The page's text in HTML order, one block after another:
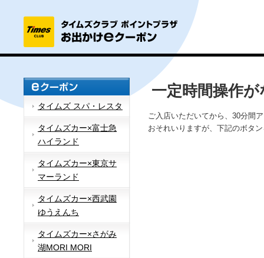
タイムズ スパ・レスタ
タイムズカー×富士急
ハイランド
タイムズカー×東京サ
マーランド
タイムズカー×西武園
ゆうえんち
タイムズカー×さがみ
湖MORI MORI
一定時間操作
ご入店いただいてから、30分間
おそれいりますが、下記のボタ